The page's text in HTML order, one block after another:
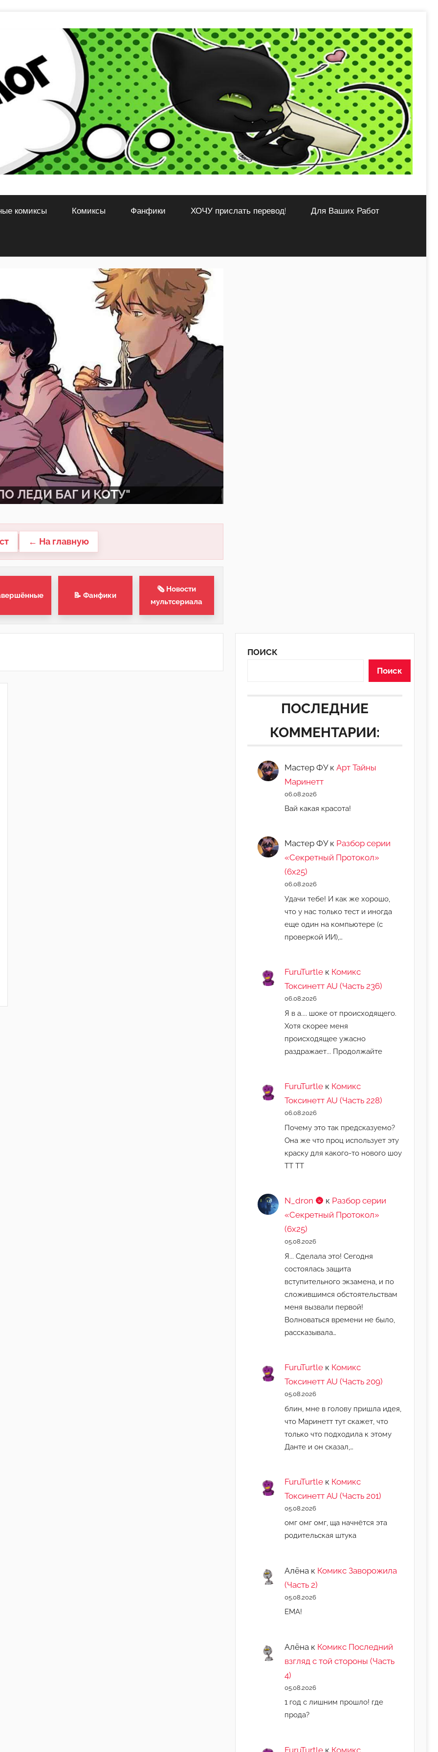
комиксы Комиксы Фанфики ХОЧУ прислать перевод! Для Ваших Работ
ЛЕДИ БАГ И КОТУ"
← На главную
📝 Фанфики
🗞 Новости
мультсериала
ПОИСК
Поиск
ПОСЛЕДНИЕ
КОММЕНТАРИИ:
Мастер ФУкАрт Тайны
Маринетт
06.08.2026
Вай какая красота!
Мастер ФУк Разбор серии
«Секретный Протокол»
(6х25)
06.08.2026
Удачи тебе! И как же хорошо,
что у нас только тест и иногда
еще один на компьютере (с
проверкой ИИ),…
FuruTurtle к Комикс
Токсинетт AU (Часть 236)
06.08.2026
Я в а.... шоке от происходящего.
Хотя скорее меня
происходящее ужасно
раздражает... Продолжайте
FuruTurtle к Комикс
Токсинетт AU (Часть 228)
06.08.2026
Почему это так предсказуемо?
Она же что проц использует эту
краску для какого-то нового шоу
ТТ ТТ
N_dron 🌚 к Разбор серии
«Секретный Протокол»
(6х25)
05.08.2026
Я... Сделала это! Сегодня
состоялась защита
вступительного экзамена, и по
сложившимся обстоятельствам
меня вызвали первой!
Волноваться времени не было,
рассказывала…
FuruTurtle к Комикс
Токсинетт AU (Часть 209)
05.08.2026
блин, мне в голову пришла идея,
что Маринетт тут скажет, что
только что подходила к этому
Данте и он сказал,…
FuruTurtle к Комикс
Токсинетт AU (Часть 201)
05.08.2026
омг омг омг, ща начнëтся эта
родительская штука
Алёна к Комикс Заворожила
(Часть 2)
05.08.2026
ЕМА!
Алёна к Комикс Последний
взгляд с той стороны (Часть
4)
05.08.2026
1 год с лишним прошло! где
прода?
FuruTurtle к Комикс